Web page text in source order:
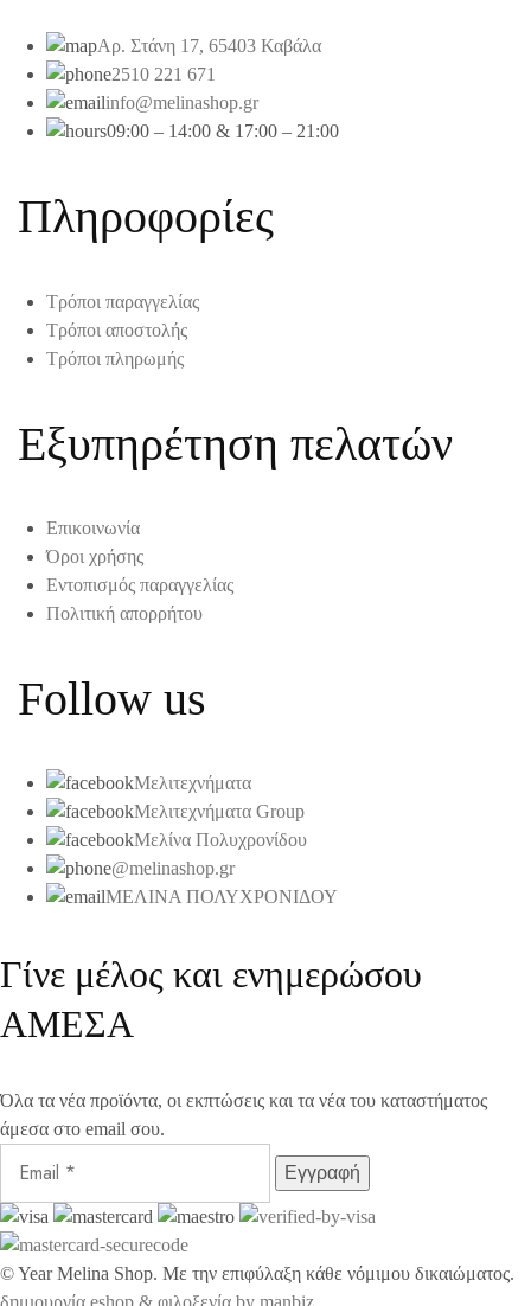
Αρ. Στάνη 17, 65403 Καβάλα
2510 221 671
info@melinashop.gr
09:00 – 14:00 & 17:00 – 21:00
Πληροφορίες
Τρόποι παραγγελίας
Τρόποι αποστολής
Τρόποι πληρωμής
Εξυπηρέτηση πελατών
Επικοινωνία
Όροι χρήσης
Εντοπισμός παραγγελίας
Πολιτική απορρήτου
Follow us
Μελιτεχνήματα
Μελιτεχνήματα Group
Μελίνα Πολυχρονίδου
@melinashop.gr
ΜΕΛΙΝΑ ΠΟΛΥΧΡΟΝΙΔΟΥ
Γίνε μέλος και ενημερώσου
ΑΜΕΣΑ
Όλα τα νέα προϊόντα, οι εκπτώσεις και τα νέα του καταστήματος
άμεσα στο email σου.
©YearMelina Shop. Με την επιφύλαξη κάθε νόμιμου δικαιώματος.